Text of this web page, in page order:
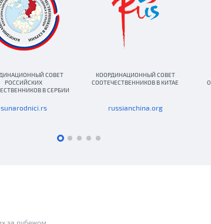
СОВЕТ
РОССИЙСКИХ
В СЕРБИИ
sunarodnici.rs
КООРДИНАЦИОННЫЙ СОВЕТ
СООТЕЧЕСТВЕННИКОВ В КИТАЕ
russianchina.org
за рубежом